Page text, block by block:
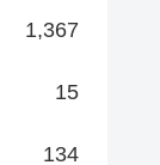
1,367
15
134